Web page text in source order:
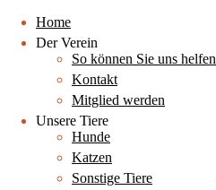
Home
Der Verein
So können Sie uns helfen
Kontakt
Mitglied werden
Unsere Tiere
Hunde
Katzen
Sonstige Tiere